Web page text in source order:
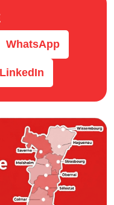
WhatsApp
LinkedIn